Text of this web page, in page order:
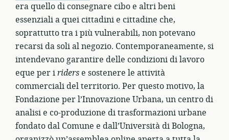
era quello di consegnare cibo e altri beni
essenziali a quei cittadini e cittadine che,
soprattutto tra i più vulnerabili, non potevano
recarsi da soli al negozio. Contemporaneamente, si
intendevano garantire delle condizioni di lavoro
eque per iriders e sostenere le attività
commerciali del territorio. Per questo motivo, la
Fondazione per l’Innovazione Urbana, un centro di
analisi e co-produzione di trasformazioni urbane
fondato dal Comune e dall’Università di Bologna,